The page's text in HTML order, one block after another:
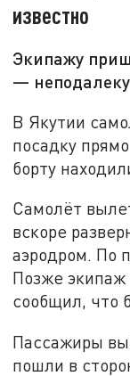
известно
Экипажу
—
В Якутии
посадку
борту
Самолёт
вскоре
аэродром. По
Позже экипаж
сообщил, что
Пассажиры
пошли в